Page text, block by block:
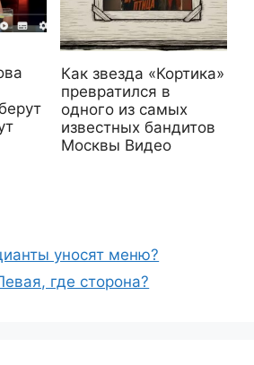
Как звезда «Кортика»
превратился в
одного из самых
известных бандитов
Москвы Видео
уносят меню?
где сторона?